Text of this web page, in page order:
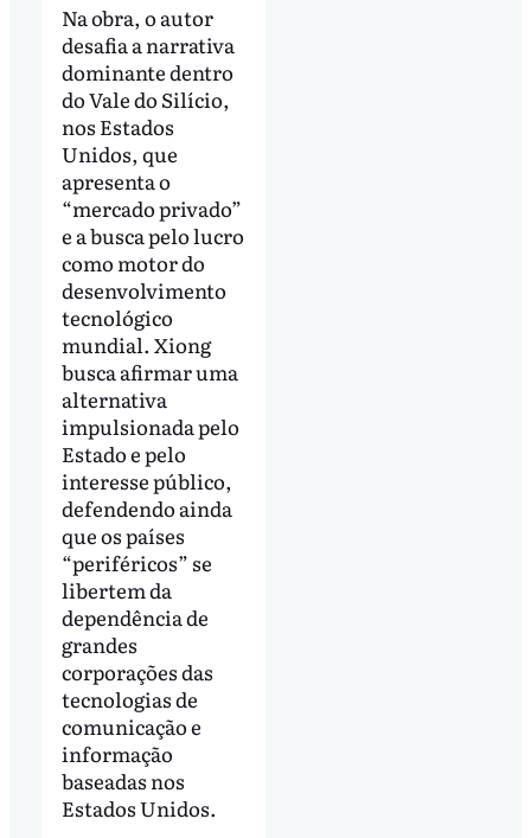
Na obra, o autor
desafia a narrativa
dominante dentro
do Vale do Silício,
nos Estados
Unidos, que
apresenta o
“mercado privado”
e a busca pelo lucro
como motor do
desenvolvimento
tecnológico
mundial. Xiong
busca afirmar uma
alternativa
impulsionada pelo
Estado e pelo
interesse público,
defendendo ainda
que os países
“periféricos” se
libertem da
dependência de
grandes
corporações das
tecnologias de
comunicação e
informação
baseadas nos
Estados Unidos.